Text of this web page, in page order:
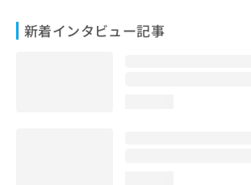
新着インタビュー記事